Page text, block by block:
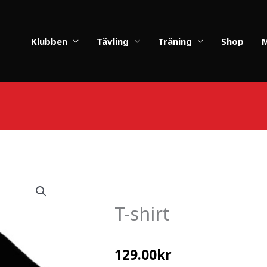
Klubben Tävling Träning Shop
T-shirt
129.00kr